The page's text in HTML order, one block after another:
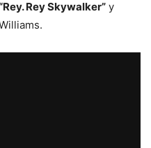
Rey Skywalker” y